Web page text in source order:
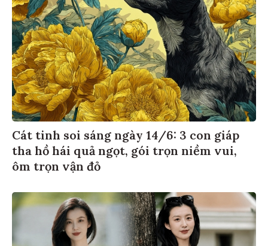
Cát tinh soi sáng ngày 14/6: 3 con giáp
tha hồ hái quả ngọt, gói trọn niềm vui,
ôm trọn vận đỏ